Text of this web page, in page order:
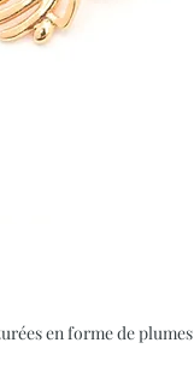
en forme de plumes